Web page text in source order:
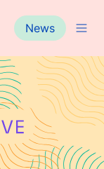
News